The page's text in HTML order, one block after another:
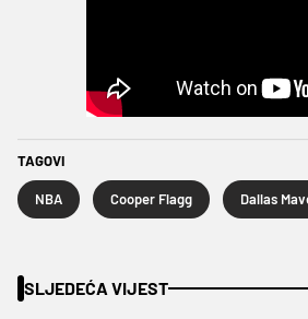
TAGOVI
NBA Cooper Flagg Dallas
SLJEDEĆA VIJEST